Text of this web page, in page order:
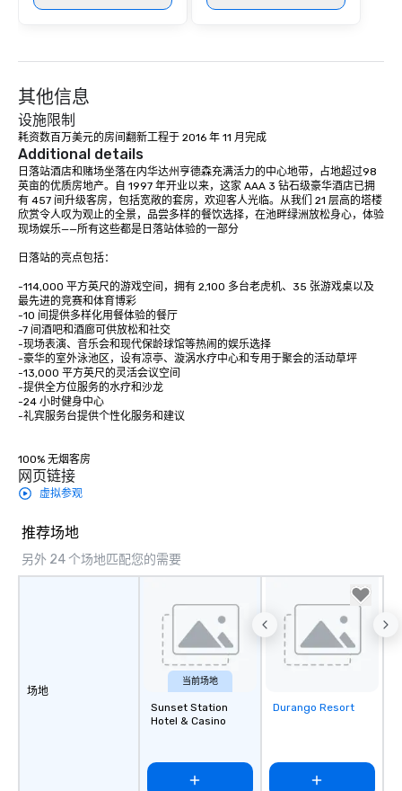
其他信息
设施限制
耗资数百万美元的房间翻新工程于 2016 年 11 月完成
Additional details
日落站酒店和赌场坐落在内华达州亨德森充满活力的中心地带，占地超过98
英亩的优质房地产。自 1997 年开业以来，这家 AAA 3 钻石级豪华酒店已拥
有 457 间升级客房，包括宽敞的套房，欢迎客人光临。从我们 21 层高的塔楼
欣赏令人叹为观止的全景，品尝多样的餐饮选择，在池畔绿洲放松身心，体验
现场娱乐——所有这些都是日落站体验的一部分
日落站的亮点包括：
-114,000 平方英尺的游戏空间，拥有 2,100 多台老虎机、35 张游戏桌以及
最先进的竞赛和体育博彩
-10 间提供多样化用餐体验的餐厅
-7 间酒吧和酒廊可供放松和社交
-现场表演、音乐会和现代保龄球馆等热闹的娱乐选择
-豪华的室外泳池区，设有凉亭、漩涡水疗中心和专用于聚会的活动草坪
-13,000 平方英尺的灵活会议空间
-提供全方位服务的水疗和沙龙
-24 小时健身中心
-礼宾服务台提供个性化服务和建议
100% 无烟客房
网页链接
虚拟参观
推荐场地
另外 24 个场地匹配您的需要
场地
当前场地
Sunset Station
Hotel & Casino
Removed from
Durango Resort